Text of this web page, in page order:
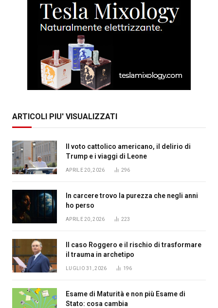
ARTICOLI PIU' VISUALIZZATI
Il voto cattolico americano, il delirio di
Trump e i viaggi di Leone
APRILE 20, 2026 296
In carcere trovo la purezza che negli anni
ho perso
APRILE 20, 2026 223
Il caso Roggero e il rischio di trasformare
il trauma in archetipo
LUGLIO 31, 2026 196
Esame di Maturità e non più Esame di
Stato: cosa cambia